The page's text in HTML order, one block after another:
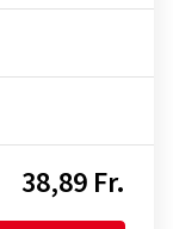
38,89 Fr.